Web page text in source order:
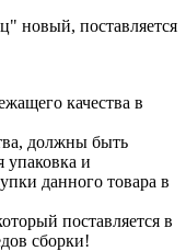
новый, поставляется
качества в
должны быть
упаковка и
данного товара в
поставляется в
сборки!